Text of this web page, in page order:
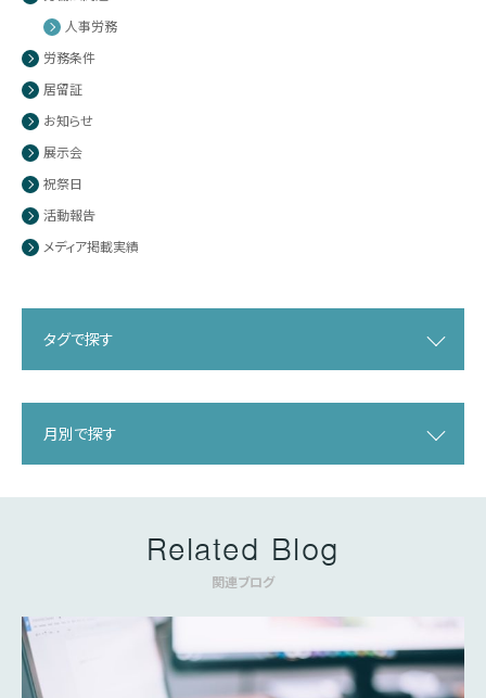
人事労務
労務条件
居留証
お知らせ
展示会
祝祭日
活動報告
メディア掲載実績
タグで探す
月別で探す
Related Blog
関連ブログ